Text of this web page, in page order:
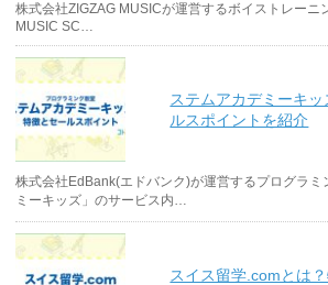
株式会社ZIGZAG MUSICが運営するボイストレーニ
MUSIC SC…
ステムアカデミーキ
ルスポイントを紹介
株式会社EdBank(エドバンク)が運営するプログラミ
ミーキッズ」のサービス内…
スイス留学.comとは